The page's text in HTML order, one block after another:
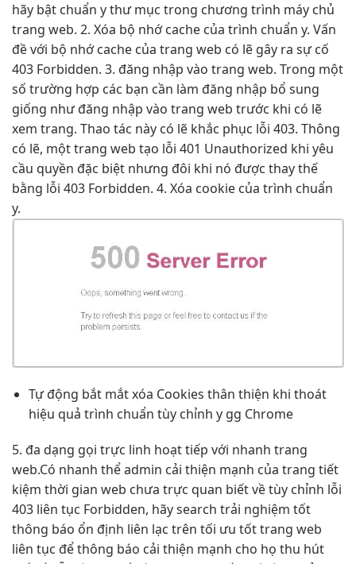
hãy bật chuẩn y thư mục trong chương trình máy chủ
trang web. 2. Xóa bộ nhớ cache của trình chuẩn y. Vấn
đề với bộ nhớ cache của trang web có lẽ gây ra sự cố
403 Forbidden. 3. đăng nhập vào trang web. Trong một
số trường hợp các bạn cần làm đăng nhập bổ sung
giống như đăng nhập vào trang web trước khi có lẽ
xem trang. Thao tác này có lẽ khắc phục lỗi 403. Thông
có lẽ, một trang web tạo lỗi 401 Unauthorized khi yêu
cầu quyền đặc biệt nhưng đôi khi nó được thay thế
bằng lỗi 403 Forbidden. 4. Xóa cookie của trình chuẩn
y.
Tự động bắt mắtxóa Cookies thân thiện khi thoát
hiệu quả trình chuẩn tùy chỉnh y gg Chrome
5. đa dạng gọi trực linh hoạttiếp với nhanh trang
web.Có nhanh thể admin cải thiện mạnh của trang tiết
kiệm thời gian web chưa trực quan biết vềtùy chỉnh lỗi
403 liên tục Forbidden, hãy search trải nghiệm tốt
thông báo ổn định liên lạc trên tối ưu tốttrang web
liên tục để thông báo cải thiện mạnh cho họ thu hút